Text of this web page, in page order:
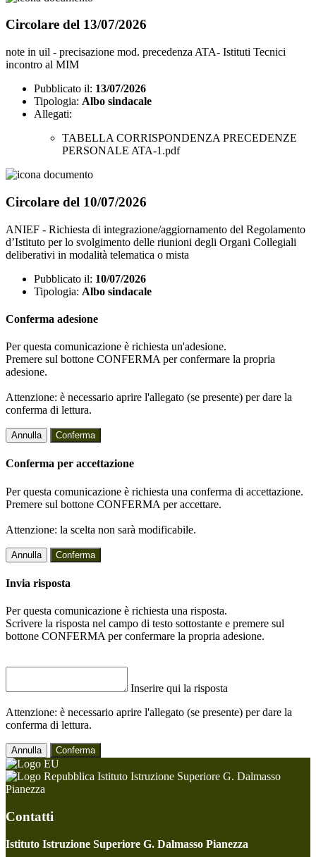
Circolare del 13/07/2026
note in uil - precisazione mod. precedenza ATA- Istituti Tecnici
incontro al MIM
Pubblicato il: 13/07/2026
Tipologia: Albo sindacale
Allegati:
TABELLA CORRISPONDENZA PRECEDENZE
PERSONALE ATA-1.pdf
Circolare del 10/07/2026
ANIEF - Richiesta di integrazione/aggiornamento del Regolamento
d’Istituto per lo svolgimento delle riunioni degli Organi Collegiali
deliberativi in modalità telematica o mista
Pubblicato il: 10/07/2026
Tipologia: Albo sindacale
Conferma adesione
Per questa comunicazione è richiesta un'adesione.
Premere sul bottone CONFERMA per confermare la propria
adesione.
Attenzione: è necessario aprire l'allegato (se presente) per dare la
conferma di lettura.
Annulla Conferma
Conferma per accettazione
Per questa comunicazione è richiesta una conferma di accettazione.
Premere sul bottone CONFERMA per accettare.
Attenzione: la scelta non sarà modificabile.
Annulla Conferma
Invia risposta
Per questa comunicazione è richiesta una risposta.
Scrivere la risposta nel campo di testo sottostante e premere sul
bottone CONFERMA per confermare la propria adesione.
Inserire qui la risposta
Attenzione: è necessario aprire l'allegato (se presente) per dare la
conferma di lettura.
Annulla Conferma
Istituto Istruzione Superiore G. Dalmasso
Pianezza
Contatti
Istituto Istruzione Superiore G. Dalmasso Pianezza